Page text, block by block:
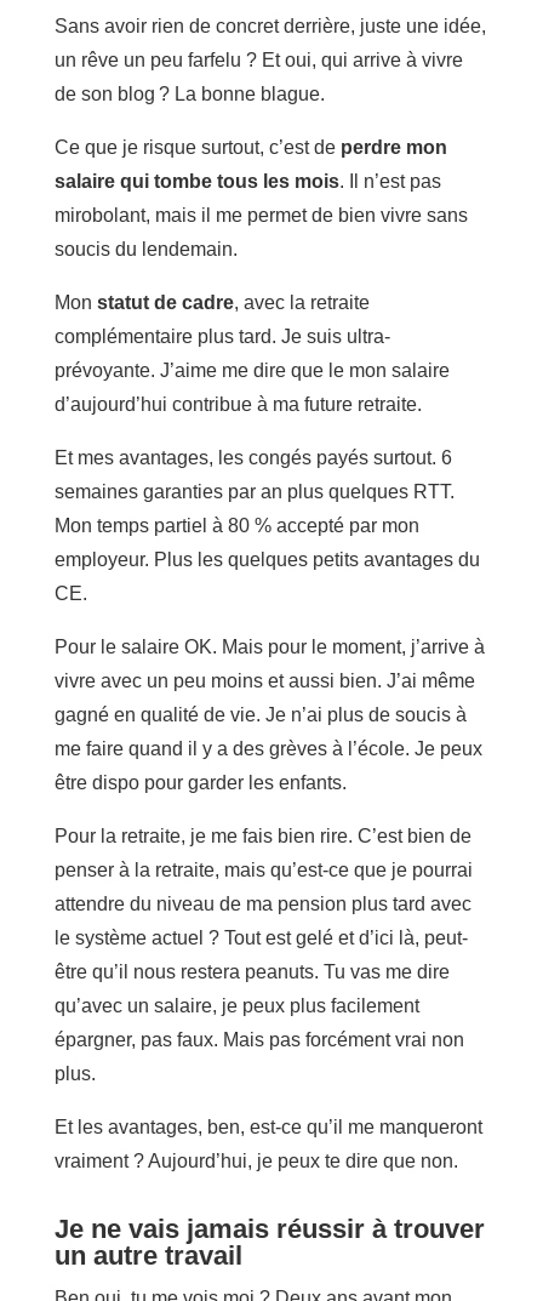
Sans avoir rien de concret derrière, juste une idée,
un rêve un peu farfelu ? Et oui, qui arrive à vivre
de son blog ? La bonne blague.
Ce que je risque surtout, c’est de perdre mon
salaire qui tombe tous les mois. Il n’est pas
mirobolant, mais il me permet de bien vivre sans
soucis du lendemain.
Mon statut de cadre, avec la retraite
complémentaire plus tard. Je suis ultra-
prévoyante. J’aime me dire que le mon salaire
d’aujourd’hui contribue à ma future retraite.
Et mes avantages, les congés payés surtout. 6
semaines garanties par an plus quelques RTT.
Mon temps partiel à 80 % accepté par mon
employeur. Plus les quelques petits avantages du
CE.
Pour le salaire OK. Mais pour le moment, j’arrive à
vivre avec un peu moins et aussi bien. J’ai même
gagné en qualité de vie. Je n’ai plus de soucis à
me faire quand il y a des grèves à l’école. Je peux
être dispo pour garder les enfants.
Pour la retraite, je me fais bien rire. C’est bien de
penser à la retraite, mais qu’est-ce que je pourrai
attendre du niveau de ma pension plus tard avec
le système actuel ? Tout est gelé et d’ici là, peut-
être qu’il nous restera peanuts. Tu vas me dire
qu’avec un salaire, je peux plus facilement
épargner, pas faux. Mais pas forcément vrai non
plus.
Et les avantages, ben, est-ce qu’il me manqueront
vraiment ? Aujourd’hui, je peux te dire que non.
Je ne vais jamais réussir à trouver
un autre travail